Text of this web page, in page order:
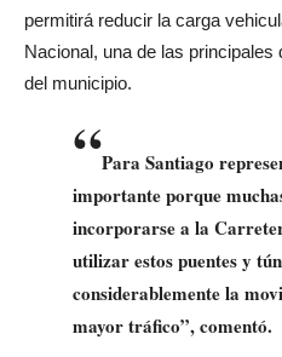
permitirá reducir la carga
Nacional, una de las
del municipio.
“Para Santiago
importante porque
incorporarse a la
utilizar estos puentes y
considerablemente la
mayor tráfico”, comentó.